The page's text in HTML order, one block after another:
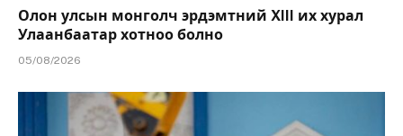
Олон улсын монголч эрдэмтний XIII их хурал
Улаанбаатар хотноо болно
05/08/2026